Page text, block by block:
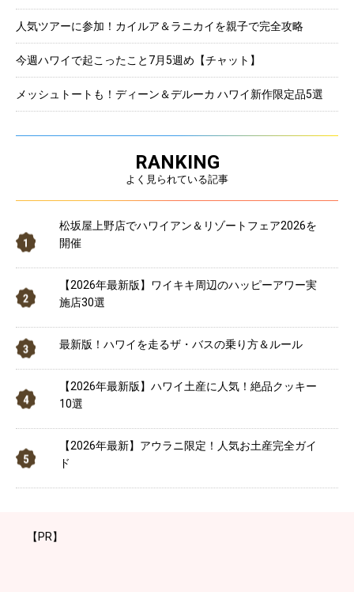
人気ツアーに参加！カイルア＆ラニカイを親子で完全攻略
今週ハワイで起こったこと7月5週め【チャット】
メッシュトートも！ディーン＆デルーカ ハワイ新作限定品5選
RANKING
よく見られている記事
松坂屋上野店でハワイアン＆リゾートフェア2026を
開催
【2026年最新版】ワイキキ周辺のハッピーアワー実
施店30選
最新版！ハワイを走るザ・バスの乗り方＆ルール
【2026年最新版】ハワイ土産に人気！絶品クッキー
10選
【2026年最新】アウラニ限定！人気お土産完全ガイ
ド
【PR】